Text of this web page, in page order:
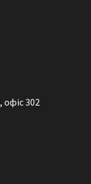
офіс 302